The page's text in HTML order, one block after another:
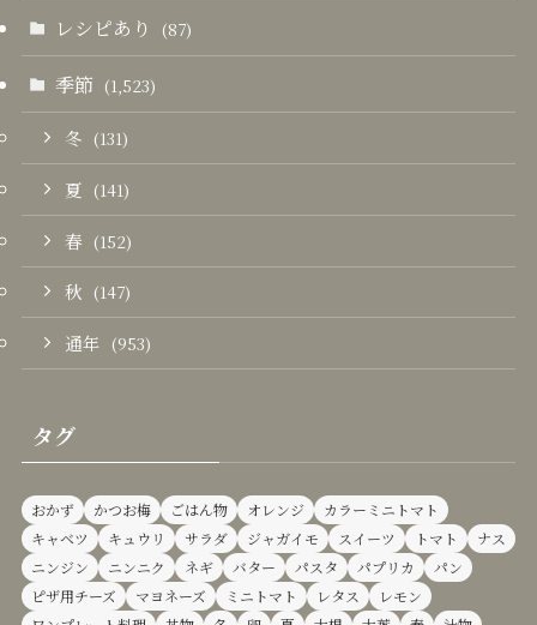
レシピあり (87)
季節 (1,523)
冬 (131)
夏 (141)
春 (152)
秋 (147)
通年 (953)
タグ
おかず かつお梅 ごはん物 オレンジ
カラーミニトマト
キャベツ
キュウリ サラダ ジャガイモ スイーツ トマト
ナス
ニンジン
ニンニク ネギ バター パスタ パプリカ
パン
ピザ用チーズ
マヨネーズ ミニトマト レタス
レモン